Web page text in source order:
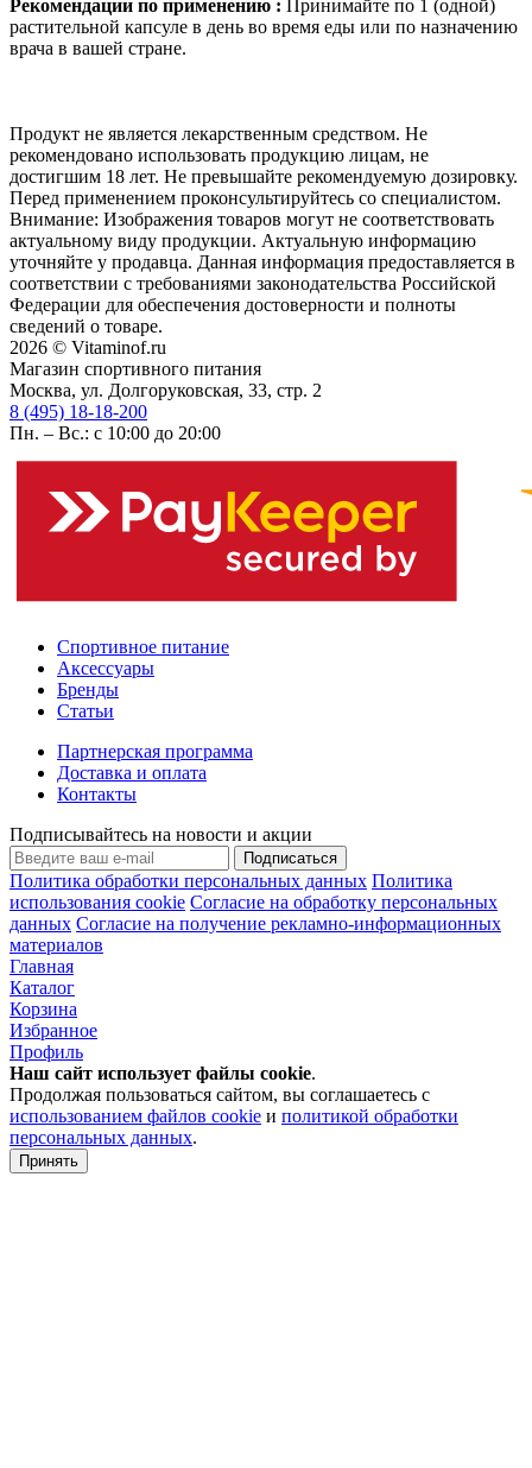
Рекомендации по применению :
Принимайте по 1 (одной)
растительной капсуле в день во время еды или по назначению
врача в вашей стране.
Продукт не является лекарственным средством. Не
рекомендовано использовать продукцию лицам, не
достигшим 18 лет. Не превышайте рекомендуемую дозировку.
Перед применением проконсультируйтесь со специалистом.
Внимание: Изображения товаров могут не соответствовать
актуальному виду продукции. Актуальную информацию
уточняйте у продавца. Данная информация предоставляется в
соответствии с требованиями законодательства Российской
Федерации для обеспечения достоверности и полноты
сведений о товаре.
2026 © Vitaminof.ru
Магазин спортивного питания
Москва, ул. Долгоруковская, 33, стр. 2
8 (495) 18-18-200
Пн. – Вс.: с 10:00 до 20:00
Спортивное питание
Аксессуары
Бренды
Статьи
Партнерская программа
Доставка и оплата
Контакты
Подписывайтесь на новости и акции
Подписаться
Политика обработки персональных данных Политика
использования cookie Согласие на обработку персональных
данных Согласие на получение рекламно-информационных
материалов
Главная
Каталог
Корзина
Избранное
Профиль
Наш сайт использует файлы cookie.
Продолжая пользоваться сайтом, вы соглашаетесь с
использованием файлов cookie и политикой обработки
персональных данных.
Принять